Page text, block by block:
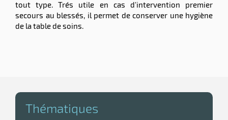
tout type. Trés utile en cas d'intervention premier
secours au blessés, il permet de conserver une hygiène
de la table de soins.
Thématiques